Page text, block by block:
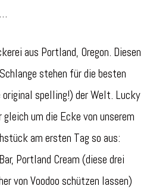
aus Portland, Oregon. Diesen
stehen für die besten
spelling!) der Welt. Lucky
um die Ecke von unserem
am ersten Tag so aus:
Portland Cream (diese drei
von Voodoo schützen lassen)